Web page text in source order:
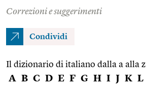
Correzioni e suggerimenti
Condividi
Il dizionario di italiano dalla a alla z
A B C D E F G H I J K L